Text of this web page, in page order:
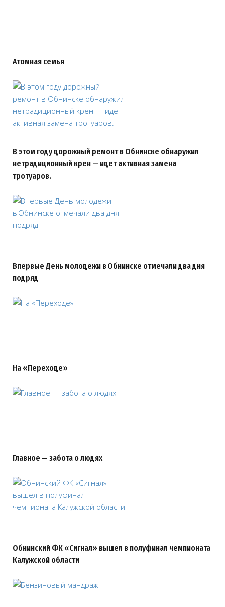
Атомная семья
В этом году дорожный ремонт в Обнинске обнаружил
нетрадиционный крен — идет активная замена
тротуаров.
Впервые День молодежи в Обнинске отмечали два дня
подряд
На «Переходе»
Главное — забота о людях
Обнинский ФК «Сигнал» вышел в полуфинал чемпионата
Калужской области